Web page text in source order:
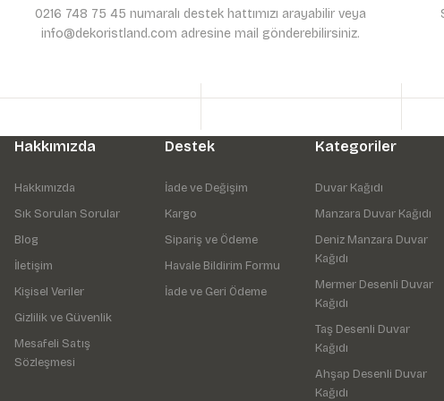
0216 748 75 45 numaralı destek hattımızı arayabilir veya
info@dekoristland.com adresine mail gönderebilirsiniz.
Hakkımızda
Hakkımızda
Sık Sorulan Sorular
Blog
İletişim
Kişisel Veriler
Gizlilik ve Güvenlik
Mesafeli Satış
Sözleşmesi
Destek
İade ve Değişim
Kargo
Sipariş ve Ödeme
Havale Bildirim Formu
İade ve Geri Ödeme
Kategoriler
Duvar Kağıdı
Manzara Duvar Kağıdı
Deniz Manzara Duvar
Kağıdı
Mermer Desenli Duvar
Kağıdı
Taş Desenli Duvar
Kağıdı
Ahşap Desenli Duvar
Kağıdı